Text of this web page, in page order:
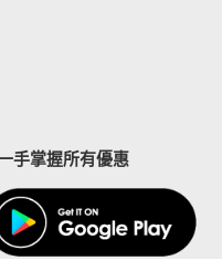
手掌握所有優惠